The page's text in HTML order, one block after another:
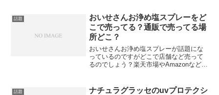
話題
おいせさんお浄め塩スプレーをど
こで売ってる？通販で売ってる場
所どこ？
おいせさんお浄め塩スプレーが話題にな
っているのですがどこで店舗など売って
るのでしょう？楽天市場やAmazonなどネ
話題
ナチュラグラッセのuvプロテクシ